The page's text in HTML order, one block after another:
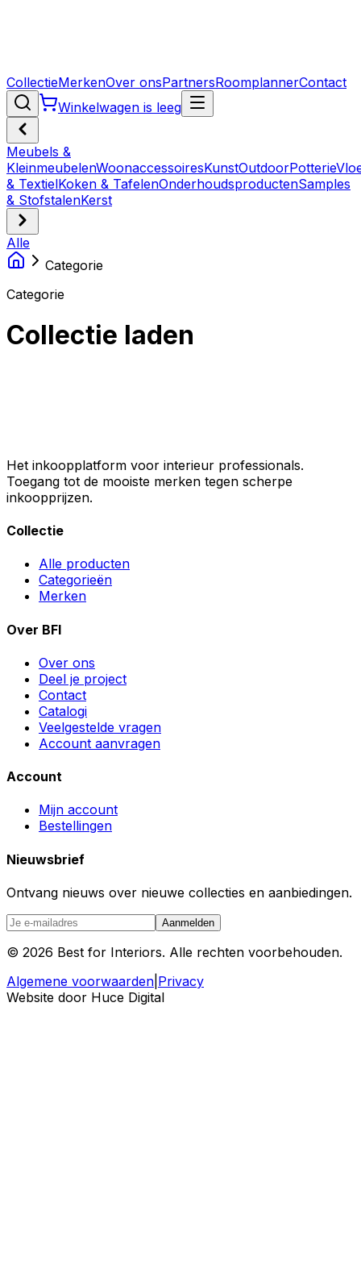
CollectieMerkenOver onsPartnersRoomplannerContact
Winkelwagen is leeg
Meubels &
KleinmeubelenWoonaccessoiresKunstOutdoorPotterie
& TextielKoken & TafelenOnderhoudsproductenSamples
& StofstalenKerst
Alle
Categorie
Categorie
Collectie laden
Het inkoopplatform voor interieur professionals.
Toegang tot de mooiste merken tegen scherpe
inkoopprijzen.
Collectie
Alle producten
Categorieën
Merken
Over BFI
Over ons
Deel je project
Contact
Catalogi
Veelgestelde vragen
Account aanvragen
Account
Mijn account
Bestellingen
Nieuwsbrief
Ontvang nieuws over nieuwe collecties en aanbiedingen.
Aanmelden
© 2026 Best for Interiors. Alle rechten voorbehouden.
Algemene voorwaarden Privacy
Website door Huce Digital